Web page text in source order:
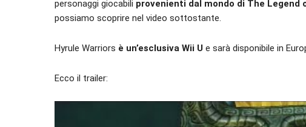
personaggi giocabili provenienti dal mondo di The Legend
possiamo scoprire nel video sottostante.
Hyrule Warriors è un’esclusiva Wii U e sarà disponibile in
Ecco il trailer: